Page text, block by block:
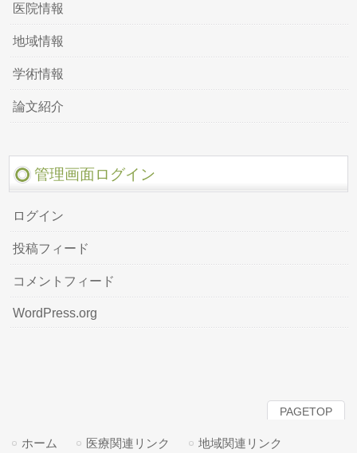
医院情報
地域情報
学術情報
論文紹介
管理画面ログイン
ログイン
投稿フィード
コメントフィード
WordPress.org
PAGETOP
ホーム 医療関連リンク 地域関連リンク